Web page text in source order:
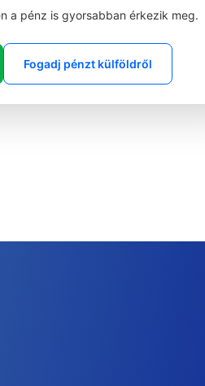
a pénz is gyorsabban érkezik meg.
Fogadj pénzt külföldről